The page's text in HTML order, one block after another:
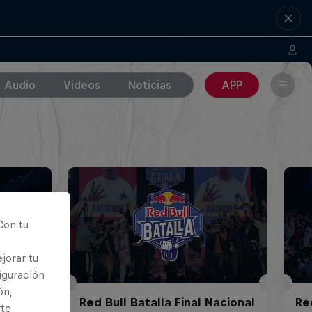
Audio Videos Noticias APP
Red Bull Batalla Final Nacional
tu
tu